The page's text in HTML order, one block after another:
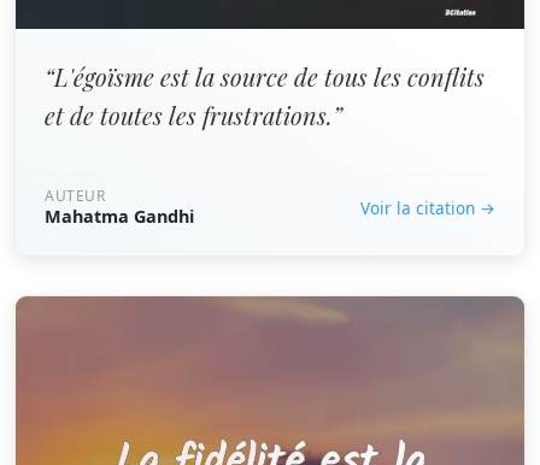
“L'égoïsme est la source de tous les conflits
et de toutes les frustrations.”
AUTEUR
Mahatma Gandhi Voir la citation →